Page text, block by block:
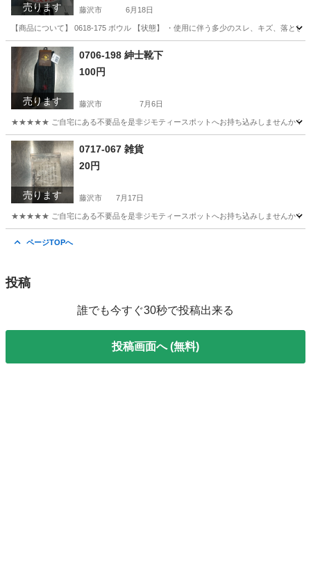
売ります 藤沢市 6月18日
【商品について】 0618-175 ボウル 【状態】 ・使用に伴う多少のスレ、キズ、落と
神奈川 藤沢市 リユース
売ります
0706-198 紳士靴下
100円
藤沢市 7月6日
★★★★★ ご自宅にある不要品を是非ジモティースポットへお持ち込みしませんか？
神奈川 藤沢市 現地
売ります
0717-067 雑貨
20円
藤沢市 7月17日
★★★★★ ご自宅にある不要品を是非ジモティースポットへお持ち込みしませんか？
ページTOPへ
投稿
誰でも今すぐ30秒で投稿出来る
投稿画面へ (無料)